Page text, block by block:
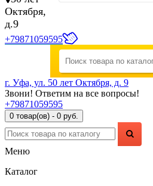
Октября,
д.9
+79871059595
г. Уфа, ул. 50 лет Октября, д. 9
Звони! Ответим на все вопросы!
+79871059595
0 товар(ов) - 0 руб.
Меню
Каталог